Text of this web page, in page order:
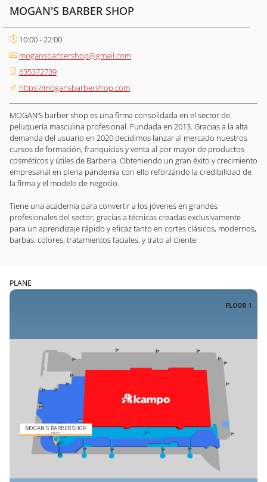
MOGAN'S BARBER SHOP
10:00 - 22:00
mogansbarbershop@gmail.com
635372739
https://mogansbarbershop.com
MOGAN’S barber shop es una firma consolidada en el sector de
peluquería masculina profesional. Fundada en 2013. Gracias a la alta
demanda del usuario en 2020 decidimos lanzar al mercado nuestros
cursos de formación, franquicias y venta al por mayor de productos
cosméticos y útiles de Barberia. Obteniendo un gran éxito y crecimiento
empresarial en plena pandemia con ello reforzando la credibilidad de
la firma y el modelo de negocio.
Tiene una academia para convertir a los jóvenes en grandes
profesionales del sector, gracias a técnicas creadas exclusivamente
para un aprendizaje rápido y eficaz tanto en cortes clásicos, modernos,
barbas, colores, tratamientos faciales, y trato al cliente.
PLANE